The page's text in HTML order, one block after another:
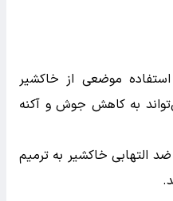
موضعی از خاکشیر
به کاهش جوش و آکنه
التهابی خاکشیر به ترمیم